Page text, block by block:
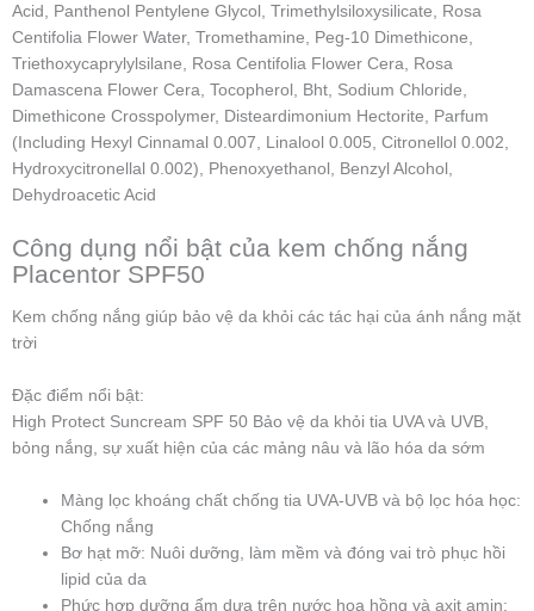
Acid, Panthenol Pentylene Glycol, Trimethylsiloxysilicate, Rosa
Centifolia Flower Water, Tromethamine, Peg-10 Dimethicone,
Triethoxycaprylylsilane, Rosa Centifolia Flower Cera, Rosa
Damascena Flower Cera, Tocopherol, Bht, Sodium Chloride,
Dimethicone Crosspolymer, Disteardimonium Hectorite, Parfum
(Including Hexyl Cinnamal 0.007, Linalool 0.005, Citronellol 0.002,
Hydroxycitronellal 0.002), Phenoxyethanol, Benzyl Alcohol,
Dehydroacetic Acid
Công dụng nổi bật của kem chống nắng
Placentor SPF50
Kem chống nắng giúp bảo vệ da khỏi các tác hại của ánh nắng mặt
trời
Đặc điểm nổi bật:
High Protect Suncream SPF 50 Bảo vệ da khỏi tia UVA và UVB,
bỏng nắng, sự xuất hiện của các mảng nâu và lão hóa da sớm
Màng lọc khoáng chất chống tia UVA-UVB và bộ lọc hóa học:
Chống nắng
Bơ hạt mỡ: Nuôi dưỡng, làm mềm và đóng vai trò phục hồi
lipid của da
Phức hợp dưỡng ẩm dựa trên nước hoa hồng và axit amin: